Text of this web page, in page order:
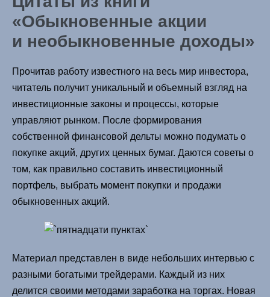
«Обыкновенные акции
и необыкновенные доходы»
Прочитав работу известного на весь мир инвестора,
читатель получит уникальный и объемный взгляд на
инвестиционные законы и процессы, которые
управляют рынком. После формирования
собственной финансовой дельты можно подумать о
покупке акций, других ценных бумаг. Даются советы о
том, как правильно составить инвестиционный
портфель, выбрать момент покупки и продажи
обыкновенных акций.
Материал представлен в виде небольших интервью с
разными богатыми трейдерами. Каждый из них
делится своими методами заработка на торгах. Новая